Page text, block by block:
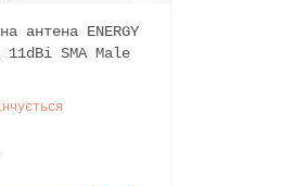
антена ENERGY
11dBi SMA Male